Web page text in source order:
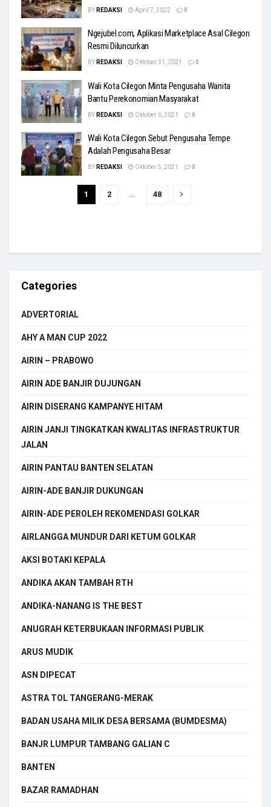
BY REDAKSI April 7, 2022 0
Ngejubel.com, Aplikasi Marketplace Asal Cilegon
Resmi Diluncurkan
BY REDAKSI Oktober 31, 2021 0
Wali Kota Cilegon Minta Pengusaha Wanita
Bantu Perekonomian Masyarakat
BY REDAKSI Oktober 6, 2021 0
Wali Kota Cilegon Sebut Pengusaha Tempe
Adalah Pengusaha Besar
BY REDAKSI Oktober 5, 2021 0
1 2 48
Categories
ADVERTORIAL
AHY A MAN CUP 2022
AIRIN – PRABOWO
AIRIN ADE BANJIR DUJUNGAN
AIRIN DISERANG KAMPANYE HITAM
AIRIN JANJI TINGKATKAN KWALITAS INFRASTRUKTUR
JALAN
AIRIN PANTAU BANTEN SELATAN
AIRIN-ADE BANJIR DUKUNGAN
AIRIN-ADE PEROLEH REKOMENDASI GOLKAR
AIRLANGGA MUNDUR DARI KETUM GOLKAR
AKSI BOTAKI KEPALA
ANDIKA AKAN TAMBAH RTH
ANDIKA-NANANG IS THE BEST
ANUGRAH KETERBUKAAN INFORMASI PUBLIK
ARUS MUDIK
ASN DIPECAT
ASTRA TOL TANGERANG-MERAK
BADAN USAHA MILIK DESA BERSAMA (BUMDESMA)
BANJR LUMPUR TAMBANG GALIAN C
BANTEN
BAZAR RAMADHAN